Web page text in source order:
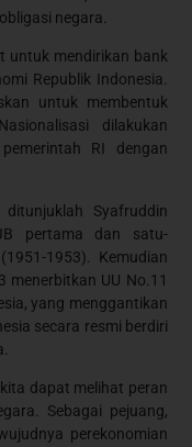
negara.
untuk mendirikan bank
Republik Indonesia.
untuk membentuk
dilakukan
RI dengan
Syafruddin
pertama dan satu-
1953). Kemudian
UU No.11
yang menggantikan
secara resmi berdiri
dapat melihat peran
Sebagai pejuang,
perekonomian